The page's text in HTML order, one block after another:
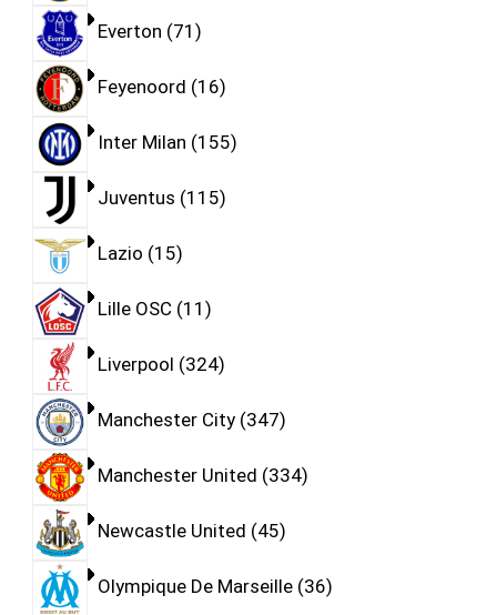
Everton 71
Feyenoord 16
Inter Milan 155
Juventus 115
Lazio 15
Lille OSC 11
Liverpool 324
Manchester City 347
Manchester United 334
Newcastle United 45
Olympique De Marseille 36